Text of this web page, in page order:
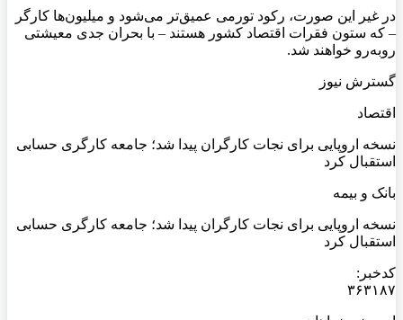
در غیر این صورت، رکود تورمی عمیق‌تر می‌شود و میلیون‌ها کارگر
– که ستون فقرات اقتصاد کشور هستند – با بحران جدی معیشتی
روبه‌رو خواهند شد.
گسترش نیوز
اقتصاد
نسخه اروپایی برای نجات کارگران پیدا شد؛ جامعه کارگری حسابی
استقبال کرد
بانک و بیمه
نسخه اروپایی برای نجات کارگران پیدا شد؛ جامعه کارگری حسابی
استقبال کرد
کدخبر:
۳۶۳۱۸۷